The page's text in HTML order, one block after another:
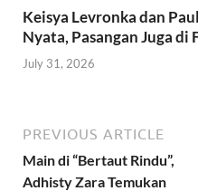
Keisya Levronka dan
Nyata, Pasangan Juga di
July 31, 2026
PREVIOUS ARTICLE
Main di “Bertaut Rindu”,
Adhisty Zara Temukan